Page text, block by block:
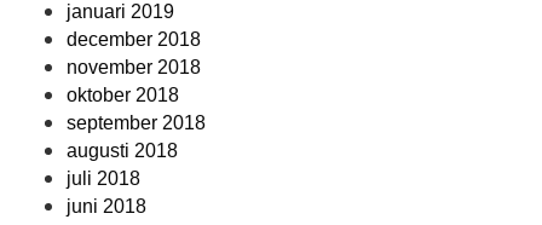
januari 2019
december 2018
november 2018
oktober 2018
september 2018
augusti 2018
juli 2018
juni 2018